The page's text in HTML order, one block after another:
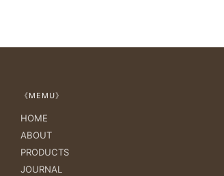
《MEMU》
HOME
ABOUT
PRODUCTS
JOURNAL